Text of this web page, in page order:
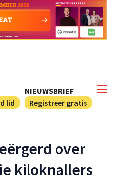
NIEUWSBRIEF
Registreer gratis
lid
over
kiloknallers